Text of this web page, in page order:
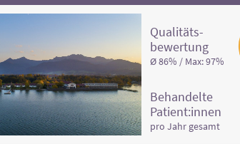
Qualitäts­
bewertung
Ø 86% / Max: 97%
Behandelte
Patient:innen
pro Jahr gesamt